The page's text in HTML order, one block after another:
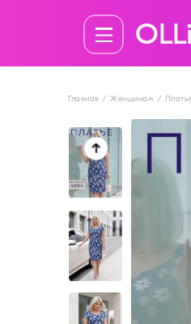
Главная / Женщинам /